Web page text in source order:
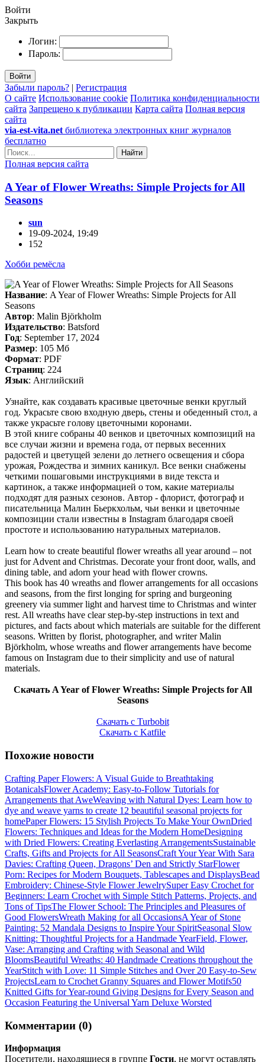
Войти
Закрыть
Логин:
Пароль:
Войти
Забыли пароль? | Регистрация
О сайте Использование cookie Политика конфиденциальности
сайта Запрещено к публикации Карта сайта Полная версия
сайта
via-est-vita.net библиотека электронных книг журналов
бесплатно
Найти
Полная версия сайта
A Year of Flower Wreaths: Simple Projects for All
Seasons
sun
19-09-2024, 19:49
152
Хобби ремёсла
Название: A Year of Flower Wreaths: Simple Projects for All
Seasons
Автор: Malin Björkholm
Издательство: Batsford
Год: September 17, 2024
Размер: 105 Мб
Формат: PDF
Страниц: 224
Язык: Английский
Узнайте, как создавать красивые цветочные венки круглый
год. Украсьте свою входную дверь, стены и обеденный стол, а
также украсьте голову цветочными коронами.
В этой книге собраны 40 венков и цветочных композиций на
все случаи жизни и времена года, от первых весенних
радостей и цветущей зелени до летнего освещения и сбора
урожая, Рождества и зимних каникул. Все венки снабжены
четкими пошаговыми инструкциями в виде текста и
картинок, а также информацией о том, какие материалы
подходят для разных сезонов. Автор - флорист, фотограф и
писательница Малин Бьеркхольм, чьи венки и цветочные
композиции стали известны в Instagram благодаря своей
простоте и использованию натуральных материалов.
Learn how to create beautiful flower wreaths all year around – not
just for Advent and Christmas. Decorate your front door, walls, and
dining table, and adorn your head with flower crowns.
This book has 40 wreaths and flower arrangements for all occasions
and seasons, from the first longing for spring and burgeoning
greenery via summer light and harvest time to Christmas and winter
rest. All wreaths have clear step-by-step instructions in text and
pictures, and facts about which materials are suitable for the different
seasons. Written by florist, photographer, and writer Malin
Björkholm, whose wreaths and flower arrangements have become
famous on Instagram due to their simplicity and use of natural
materials.
Скачать A Year of Flower Wreaths: Simple Projects for All
Seasons
Скачать с Turbobit
Скачать с Katfile
Похожие новости
Crafting Paper Flowers: A Visual Guide to Breathtaking
BotanicalsFlower Academy: Easy-to-Follow Tutorials for
Arrangements that AweWeaving with Natural Dyes: Learn how to
dye and weave yarns to create 12 beautiful seasonal projects for
homePaper Flowers: 15 Stylish Projects To Make Your OwnDried
Flowers: Techniques and Ideas for the Modern HomeDesigning
with Dried Flowers: Creating Everlasting ArrangementsSustainable
Crafts, Gifts and Projects for All SeasonsCraft Your Year With Sara
Davies: Crafting Queen, Dragons’ Den and Strictly StarFlower
Porn: Recipes for Modern Bouquets, Tablescapes and DisplaysBead
Embroidery: Chinese-Style Flower JewelrySuper Easy Crochet for
Beginners: Learn Crochet with Simple Stitch Patterns, Projects, and
Tons of TipsThe Flower School: The Principles and Pleasures of
Good FlowersWreath Making for all OccasionsA Year of Stone
Painting: 52 Mandala Designs to Inspire Your SpiritSeasonal Slow
Knitting: Thoughtful Projects for a Handmade YearField, Flower,
Vase: Arranging and Crafting with Seasonal and Wild
BloomsBeautiful Wreaths: 40 Handmade Creations throughout the
YearStitch with Love: 11 Simple Stitches and Over 20 Easy-to-Sew
ProjectsLearn to Crochet Granny Squares and Flower Motifs50
Knitted Gifts for Year-round Giving Designs for Every Season and
Occasion Featuring the Universal Yarn Deluxe Worsted
Комментарии (0)
Информация
Посетители, находящиеся в группе Гости, не могут оставлять